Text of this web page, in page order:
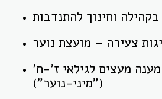
וחינוך להתנדבות
צעירה – מועצת נוער
מעצים לגילאי ז'-ח'
("מיני-נוער")